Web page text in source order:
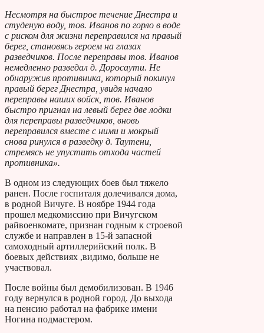
Несмотря на быстрое течение Днестра и
студеную воду, тов. Иванов по горло в воде
с риском для жизни переправился на правый
берег, становясь героем на глазах
разведчиков. После переправы тов. Иванов
немедленно разведал д. Доросаути. Не
обнаружив противника, который покинул
правый берег Днестра, увидя начало
переправы наших войск, тов. Иванов
быстро пригнал на левый берег две лодки
для переправы разведчиков, вновь
переправился вместе с ними и мокрый
снова ринулся в разведку д. Таутени,
стремясь не упустить отхода частей
противника».
В одном из следующих боев был тяжело
ранен. После госпиталя долечивался дома,
в родной Вичуге. В ноябре 1944 года
прошел медкомиссию при Вичугском
райвоенкомате, признан годным к строевой
службе и направлен в 15-й запасной
самоходный артиллерийский полк. В
боевых действиях ,видимо, больше не
участвовал.
После войны был демобилизован. В 1946
году вернулся в родной город. До выхода
на пенсию работал на фабрике имени
Ногина подмастером.